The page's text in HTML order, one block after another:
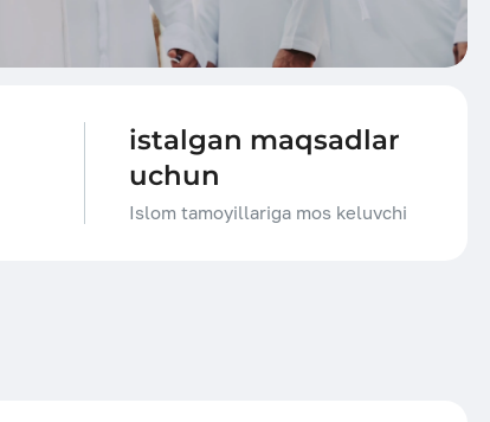
istalgan maqsadlar
uchun
Islom tamoyillariga mos keluvchi